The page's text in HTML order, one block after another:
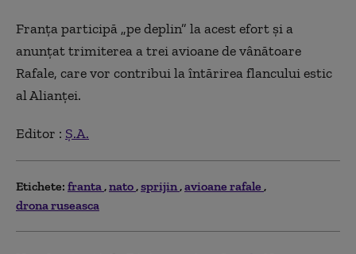
Franța participă „pe deplin” la acest efort și a
anunțat trimiterea a trei avioane de vânătoare
Rafale, care vor contribui la întărirea flancului estic
al Alianței.
Editor : Ș.A.
Etichete: franta nato sprijin avioane rafale
drona ruseasca